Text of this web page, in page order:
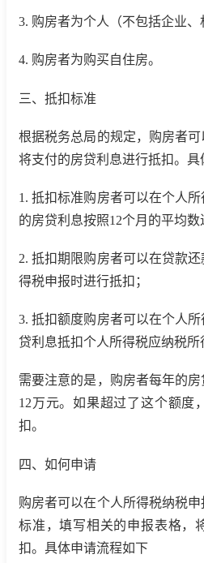
3. 购房者为个人（不包括企业、
4. 购房者为购买自住房。
三、抵扣标准
根据税务总局的规定，购房者可
将支付的房贷利息进行抵扣。
1. 抵扣标准购房者可以在个人
的房贷利息按照12个月的平均数
2. 抵扣期限购房者可以在贷款
得税申报时进行抵扣；
3. 抵扣额度购房者可以在个人
贷利息抵扣个人所得税应纳税所
需要注意的是，购房者每年的
12万元。如果超过了这个额度
扣。
四、如何申请
购房者可以在个人所得税纳税
标准，填写相关的申报表格，
扣。具体申请流程如下